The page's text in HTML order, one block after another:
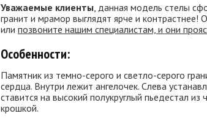
Уважаемые клиенты , данная модель стелы
гранит и мрамор выглядят ярче и контрастнее!
или позвоните нашим специалистам, и они
Особенности:
Памятник из темно-серого и светло-серого
сердца. Внутри лежит ангелочек. Слева
ставится на высокий полукруглый пьедестал
крошкой.